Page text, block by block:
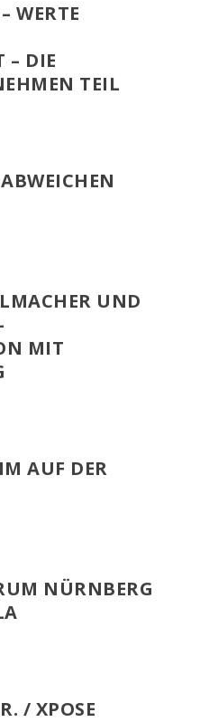
WERTE
– DIE
TEIL
UND
MIT
AUF DER
NÜRNBERG
/ XPOSE